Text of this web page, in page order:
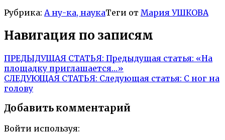
Рубрика: А ну-ка, наукаТеги от Мария УШКОВА
Навигация по записям
ПРЕДЫДУЩАЯ СТАТЬЯ: Предыдущая статья: «На
площадку приглашается…»
СЛЕДУЮЩАЯ СТАТЬЯ: Следующая статья: С ног на
голову
Добавить комментарий
Войти используя: